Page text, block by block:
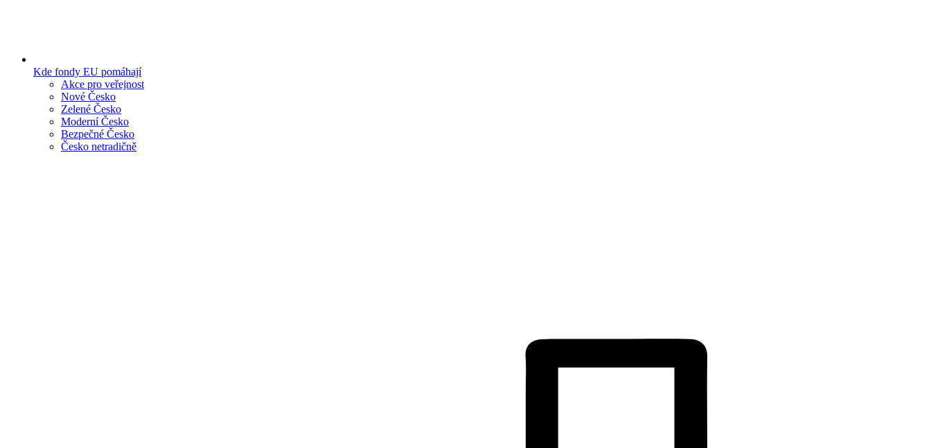
Kde fondy EU pomáhají
Akce pro veřejnost
Nové Česko
Zelené Česko
Moderní Česko
Bezpečné Česko
Česko netradičně